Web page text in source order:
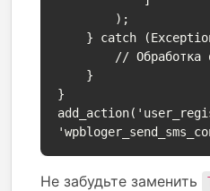
}
Не забудьте заменить